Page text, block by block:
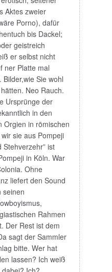
Porno), dafür
bis Dackel;
geistreich
er selbst nicht
ner Platte mal
Sie wohl
Neo Rauch.
Ursprünge der
in den
in römischen
sie aus Pompeji
ist
in Köln. War
Ohne
liefert den Sound
Rahmen
Der Rest ist dem
sagt der Sammler
bitte. Wer hat
lassen? Ich weiß
dabei? Ich?